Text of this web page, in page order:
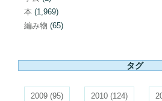
本 (1,969)
編み物 (65)
タグ
2009 (95) 2010 (124)